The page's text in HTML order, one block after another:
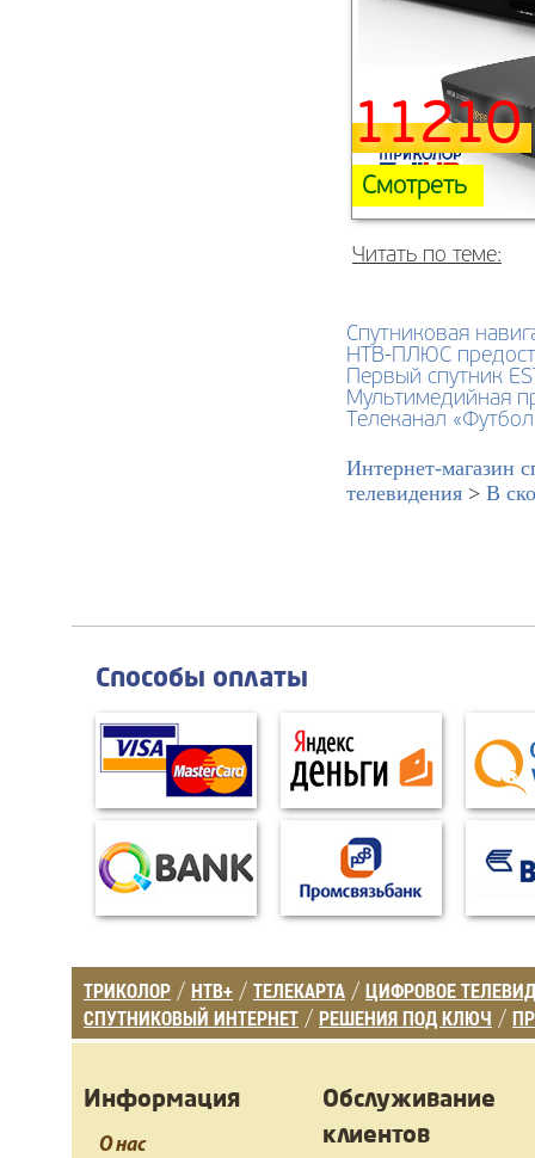
Смотреть
11210
Читать по теме:
Спутниковая
НТВ-ПЛЮС
Первый спутник
Мультимедийная
Телеканал
Интернет-магазин
телевидения > В
Способы оплаты
ТРИКОЛОР / НТВ+ / ТЕЛЕКАРТА / ЦИФРОВОЕ
СПУТНИКОВЫЙ ИНТЕРНЕТ / РЕШЕНИЯ ПОД КЛЮЧ /
Информация
О нас
Обслуживание
клиентов